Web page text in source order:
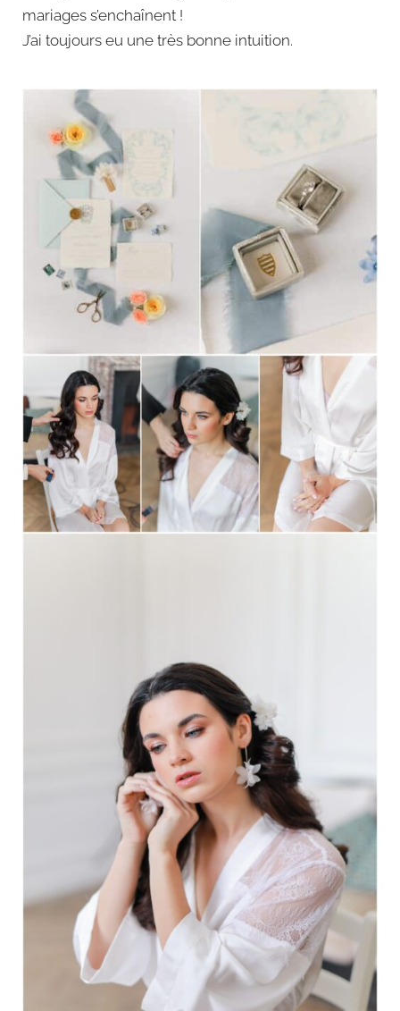
mariages s’enchaînent !
J’ai toujours eu une très bonne intuition.